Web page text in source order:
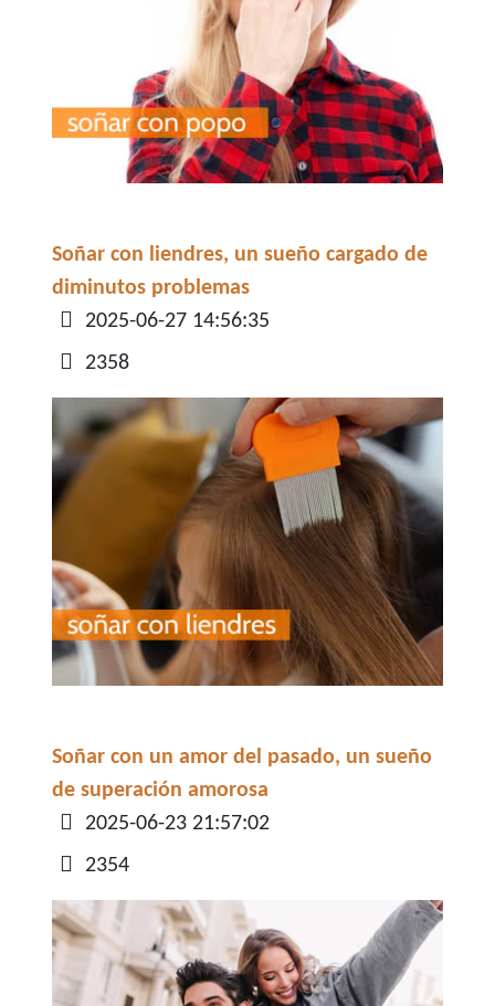
Soñar con liendres, un sueño cargado de
diminutos problemas
Detalles
2025-06-27 14:56:35
2358
Soñar con un amor del pasado, un sueño
de superación amorosa
Detalles
2025-06-23 21:57:02
2354